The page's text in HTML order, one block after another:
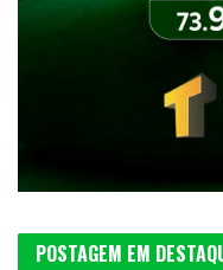
POSTAGEM EM